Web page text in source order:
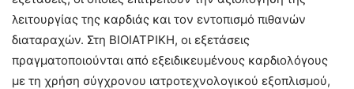
λειτουργίας της καρδιάς και τον εντοπισμό πιθανών
διαταραχών. Στη ΒΙΟΙΑΤΡΙΚΗ, οι εξετάσεις
πραγματοποιούνται από εξειδικευμένους καρδιολόγους
με τη χρήση σύγχρονου ιατροτεχνολογικού εξοπλισμού,